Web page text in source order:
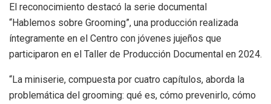
El reconocimiento destacó la serie documental
“Hablemos sobre Grooming”, una producción realizada
íntegramente en el Centro con jóvenes jujeños que
participaron en el Taller de Producción Documental en 2024.
“La miniserie, compuesta por cuatro capítulos, aborda la
problemática del grooming: qué es, cómo prevenirlo, cómo